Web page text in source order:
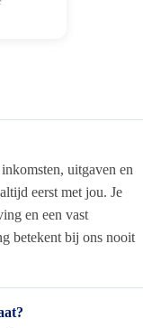
uitgaven en
eerst met jou. Je
en een vast
betekent bij ons nooit